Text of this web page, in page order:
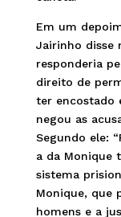
Em um
Jairinho disse
responderia
direito de
ter encostado
negou as
Segundo ele:
a da Monique
sistema
Monique, que
homens e a